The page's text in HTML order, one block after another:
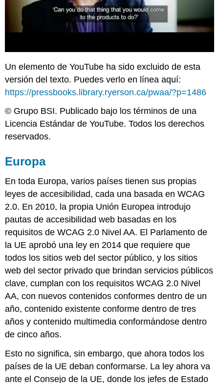
Un elemento de YouTube ha sido excluido de esta
versión del texto. Puedes verlo en línea aquí:
https://pressbooks.library.ryerson.ca/pwaa/?p=1486
© Grupo BSI. Publicado bajo los términos de una
Licencia Estándar de YouTube. Todos los derechos
reservados.
Europa
En toda Europa, varios países tienen sus propias
leyes de accesibilidad, cada una basada en WCAG
2.0. En 2010, la propia Unión Europea introdujo
pautas de accesibilidad web basadas en los
requisitos de WCAG 2.0 Nivel AA. El Parlamento de
la UE aprobó una ley en 2014 que requiere que
todos los sitios web del sector público, y los sitios
web del sector privado que brindan servicios públicos
clave, cumplan con los requisitos WCAG 2.0 Nivel
AA, con nuevos contenidos conformes dentro de un
año, contenido existente conforme dentro de tres
años y contenido multimedia conformándose dentro
de cinco años.
Esto no significa, sin embargo, que ahora todos los
países de la UE deban conformarse. La ley ahora va
ante el Consejo de la UE, donde los jefes de Estado